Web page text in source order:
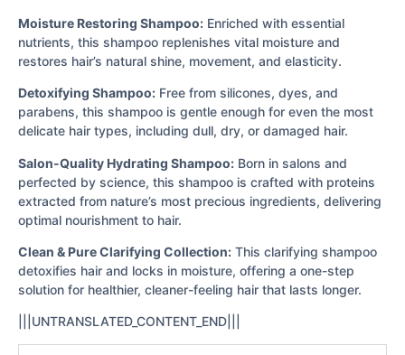
Moisture Restoring Shampoo: Enriched with essential
nutrients, this shampoo replenishes vital moisture and
restores hair’s natural shine, movement, and elasticity.
Detoxifying Shampoo: Free from silicones, dyes, and
parabens, this shampoo is gentle enough for even the most
delicate hair types, including dull, dry, or damaged hair.
Salon-Quality Hydrating Shampoo: Born in salons and
perfected by science, this shampoo is crafted with proteins
extracted from nature’s most precious ingredients, delivering
optimal nourishment to hair.
Clean & Pure Clarifying Collection: This clarifying shampoo
detoxifies hair and locks in moisture, offering a one-step
solution for healthier, cleaner-feeling hair that lasts longer.
|||UNTRANSLATED_CONTENT_END|||